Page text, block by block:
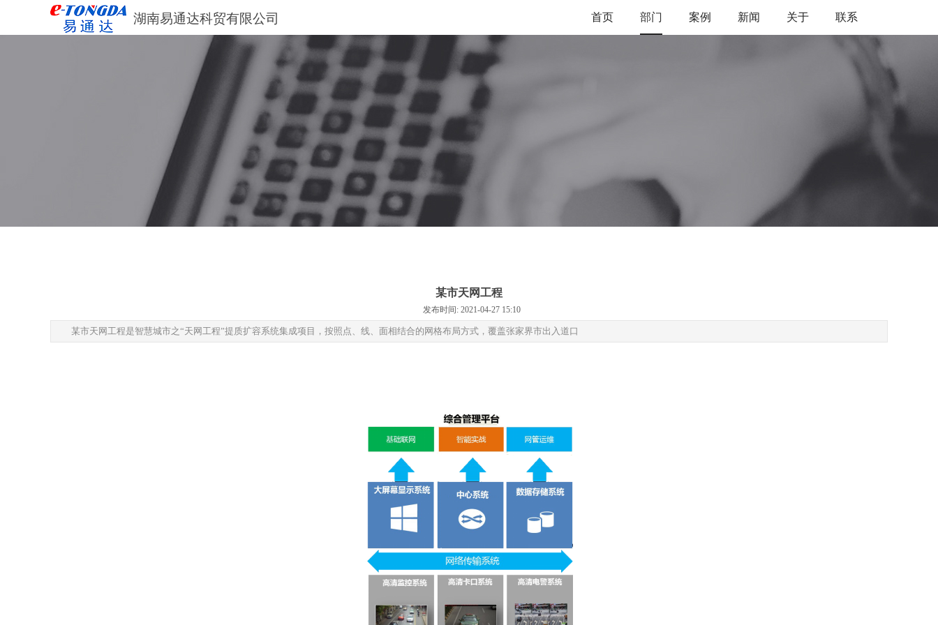
首页 部门 案例 新闻 关于 联系
湖南易通达科贸有限公司
某市天网工程
发布时间: 2021-04-27 15:10
某市天网工程是智慧城市之“天网工程”提质扩容系统集成项目，按照点、线、面相结合的网格布局方式，覆盖张家界市出入道口